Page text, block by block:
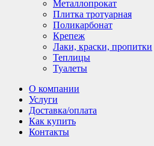
Металлопрокат
Плитка тротуарная
Поликарбонат
Крепеж
Лаки, краски, пропитки
Теплицы
Туалеты
О компании
Услуги
Доставка/оплата
Как купить
Контакты